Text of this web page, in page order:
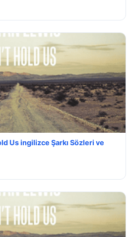
Us ingilizce Şarkı Sözleri ve